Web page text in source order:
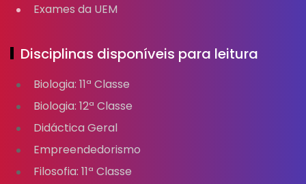
Exames da UEM
Disciplinas disponíveis para leitura
Biologia: 11ª Classe
Biologia: 12ª Classe
Didáctica Geral
Empreendedorismo
Filosofia: 11ª Classe